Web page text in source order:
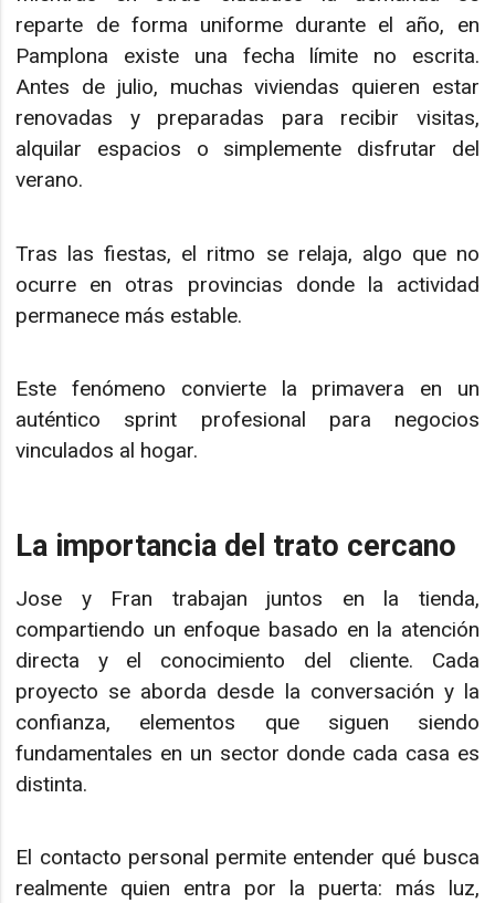
reparte de forma uniforme durante el año, en
Pamplona existe una fecha límite no escrita.
Antes de julio, muchas viviendas quieren estar
renovadas y preparadas para recibir visitas,
alquilar espacios o simplemente disfrutar del
verano.
Tras las fiestas, el ritmo se relaja, algo que no
ocurre en otras provincias donde la actividad
permanece más estable.
Este fenómeno convierte la primavera en un
auténtico sprint profesional para negocios
vinculados al hogar.
La importancia del trato cercano
Jose y Fran trabajan juntos en la tienda,
compartiendo un enfoque basado en la atención
directa y el conocimiento del cliente. Cada
proyecto se aborda desde la conversación y la
confianza, elementos que siguen siendo
fundamentales en un sector donde cada casa es
distinta.
El contacto personal permite entender qué busca
realmente quien entra por la puerta: más luz,